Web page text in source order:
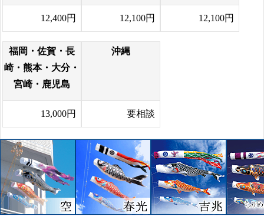
12,400円 12,100円 12,100円
福岡・佐賀・長
崎・熊本・大分・
宮崎・鹿児島
13,000円
沖縄
要相談